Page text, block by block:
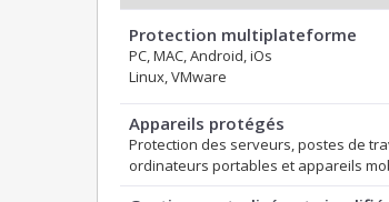
Protection multiplateforme
PC, MAC, Android, iOs
Linux, VMware
Appareils protégés
Protection des serveurs, postes de
ordinateurs portables et appareils